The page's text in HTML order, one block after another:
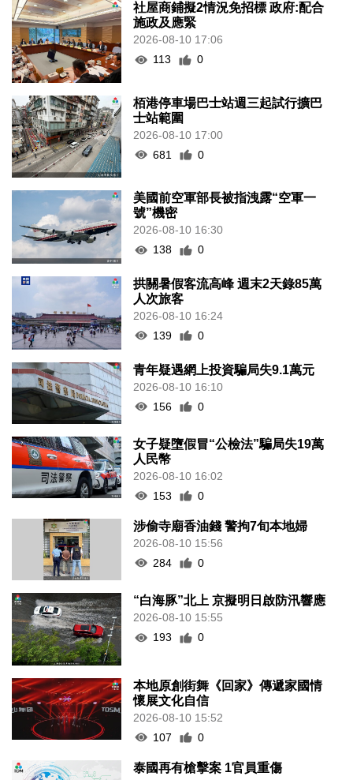
社屋商鋪擬2情況免招標 政府:配合
施政及應緊
2026-08-10 17:06
113
0
栢港停車場巴士站週三起試行擴巴
士站範圍
2026-08-10 17:00
681
0
美國前空軍部長被指洩露“空軍一
號”機密
2026-08-10 16:30
138
0
拱關暑假客流高峰 週末2天錄85萬
人次旅客
2026-08-10 16:24
139
0
青年疑遇網上投資騙局失9.1萬元
2026-08-10 16:10
156
0
女子疑墮假冒“公檢法”騙局失19萬
人民幣
2026-08-10 16:02
153
0
涉偷寺廟香油錢 警拘7旬本地婦
2026-08-10 15:56
284
0
“白海豚”北上 京擬明日啟防汛響應
2026-08-10 15:55
193
0
本地原創街舞《回家》傳遞家國情
懷展文化自信
2026-08-10 15:52
107
0
泰國再有槍擊案 1官員重傷